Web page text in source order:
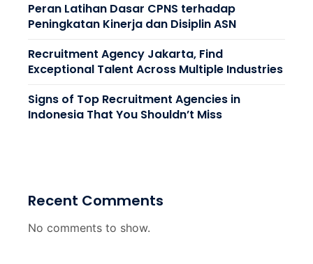
Peran Latihan Dasar CPNS terhadap
Peningkatan Kinerja dan Disiplin ASN
Recruitment Agency Jakarta, Find
Exceptional Talent Across Multiple Industries
Signs of Top Recruitment Agencies in
Indonesia That You Shouldn’t Miss
Recent Comments
No comments to show.